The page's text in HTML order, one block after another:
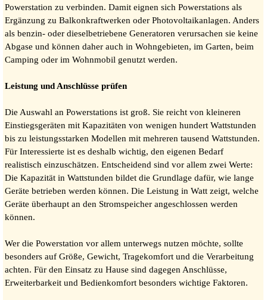
Powerstation zu verbinden. Damit eignen sich Powerstations als
Ergänzung zu Balkonkraftwerken oder Photovoltaikanlagen. Anders
als benzin- oder dieselbetriebene Generatoren verursachen sie keine
Abgase und können daher auch in Wohngebieten, im Garten, beim
Camping oder im Wohnmobil genutzt werden.
Leistung und Anschlüsse prüfen
Die Auswahl an Powerstations ist groß. Sie reicht von kleineren
Einstiegsgeräten mit Kapazitäten von wenigen hundert Wattstunden
bis zu leistungsstarken Modellen mit mehreren tausend Wattstunden.
Für Interessierte ist es deshalb wichtig, den eigenen Bedarf
realistisch einzuschätzen. Entscheidend sind vor allem zwei Werte:
Die Kapazität in Wattstunden bildet die Grundlage dafür, wie lange
Geräte betrieben werden können. Die Leistung in Watt zeigt, welche
Geräte überhaupt an den Stromspeicher angeschlossen werden
können.
Wer die Powerstation vor allem unterwegs nutzen möchte, sollte
besonders auf Größe, Gewicht, Tragekomfort und die Verarbeitung
achten. Für den Einsatz zu Hause sind dagegen Anschlüsse,
Erweiterbarkeit und Bedienkomfort besonders wichtige Faktoren.